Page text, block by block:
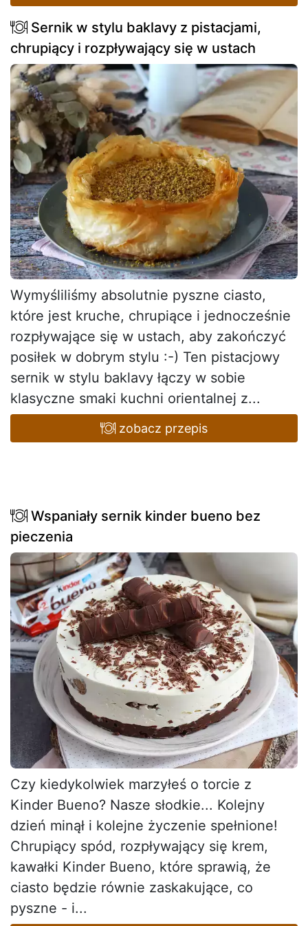
Sernik w stylu baklavy z pistacjami,
chrupiący i rozpływający się w ustach
Wymyśliliśmy absolutnie pyszne ciasto,
które jest kruche, chrupiące i jednocześnie
rozpływające się w ustach, aby zakończyć
posiłek w dobrym stylu :-) Ten pistacjowy
sernik w stylu baklavy łączy w sobie
klasyczne smaki kuchni orientalnej z...
zobacz przepis
Wspaniały sernik kinder bueno bez
pieczenia
Czy kiedykolwiek marzyłeś o torcie z
Kinder Bueno? Nasze słodkie... Kolejny
dzień minął i kolejne życzenie spełnione!
Chrupiący spód, rozpływający się krem,
kawałki Kinder Bueno, które sprawią, że
ciasto będzie równie zaskakujące, co
pyszne - i...